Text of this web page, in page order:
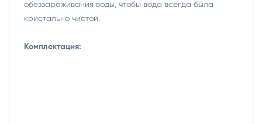
обеззараживания воды, чтобы вода всегда была
кристально чистой.
Комплектация: